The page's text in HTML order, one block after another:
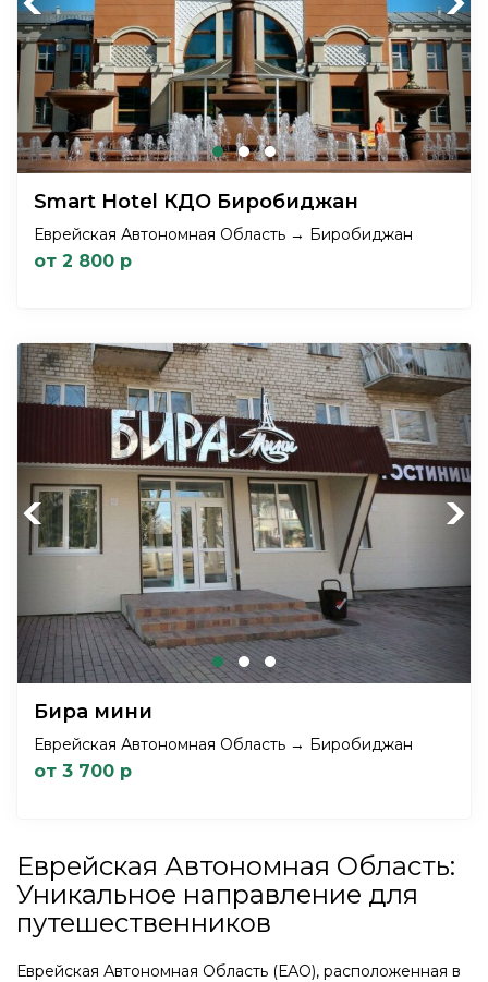
Smart Hotel КДО Биробиджан
Еврейская Автономная Область → Биробиджан
от 2 800 р
Previous Next
Бира мини
Еврейская Автономная Область → Биробиджан
от 3 700 р
Еврейская Автономная Область:
Уникальное направление для
путешественников
Еврейская Автономная Область (ЕАО), расположенная в